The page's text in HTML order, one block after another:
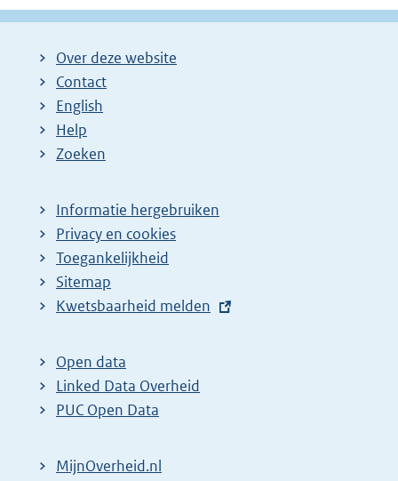
Over deze website
Contact
English
Help
Zoeken
Informatie hergebruiken
Privacy en cookies
Toegankelijkheid
Sitemap
E
t
e
r
l
Kwetsbaarheid melden
Open data
Linked Data Overheid
PUC Open Data
MijnOverheid.nl